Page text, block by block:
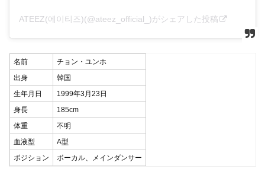
ATEEZ(에이티즈)(@ateez_official_)がシェアした投稿
名前
チョン・ユンホ
出身
韓国
生年月日
1999年3月23日
身長
185cm
体重
不明
血液型
A型
ポジション
ボーカル、メインダンサー